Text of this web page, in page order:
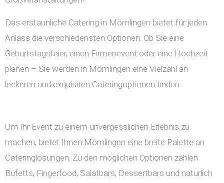
Das erstaunliche Catering in Mömlingen bietet für jeden
Anlass die verschiedensten Optionen. Ob Sie eine
Geburtstagsfeier, einen Firmenevent oder eine Hochzeit
planen – Sie werden in Mömlingen eine Vielzahl an
leckeren und exquisiten Cateringoptionen finden.
Um Ihr Event zu einem unvergesslichen Erlebnis zu
machen, bietet Ihnen Mömlingen eine breite Palette an
Cateringlösungen. Zu den möglichen Optionen zählen
Büfetts, Fingerfood, Salatbars, Dessertbars und natürlich